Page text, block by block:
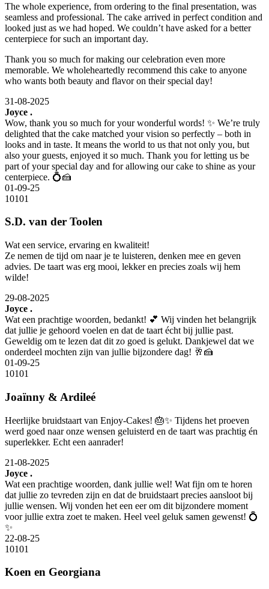
The whole experience, from ordering to the final presentation, was
seamless and professional. The cake arrived in perfect condition and
looked just as we had hoped. We couldn’t have asked for a better
centerpiece for such an important day.
Thank you so much for making our celebration even more
memorable. We wholeheartedly recommend this cake to anyone
who wants both beauty and flavor on their special day!
31-08-2025
Joyce .
Wow, thank you so much for your wonderful words! ✨ We’re truly
delighted that the cake matched your vision so perfectly – both in
looks and in taste. It means the world to us that not only you, but
also your guests, enjoyed it so much. Thank you for letting us be
part of your special day and for allowing our cake to shine as your
centerpiece. 💍🍰
01-09-25
10101
S.D. van der Toolen
Wat een service, ervaring en kwaliteit!
Ze nemen de tijd om naar je te luisteren, denken mee en geven
advies. De taart was erg mooi, lekker en precies zoals wij hem
wilde!
29-08-2025
Joyce .
Wat een prachtige woorden, bedankt! 💕 Wij vinden het belangrijk
dat jullie je gehoord voelen en dat de taart écht bij jullie past.
Geweldig om te lezen dat dit zo goed is gelukt. Dankjewel dat we
onderdeel mochten zijn van jullie bijzondere dag! 🥂🍰
01-09-25
10101
Joaïnny & Ardileé
Heerlijke bruidstaart van Enjoy-Cakes! 🎂✨ Tijdens het proeven
werd goed naar onze wensen geluisterd en de taart was prachtig én
superlekker. Echt een aanrader!
21-08-2025
Joyce .
Wat een prachtige woorden, dank jullie wel! Wat fijn om te horen
dat jullie zo tevreden zijn en dat de bruidstaart precies aansloot bij
jullie wensen. Wij vonden het een eer om dit bijzondere moment
voor jullie extra zoet te maken. Heel veel geluk samen gewenst! 💍
✨
22-08-25
10101
Koen en Georgiana